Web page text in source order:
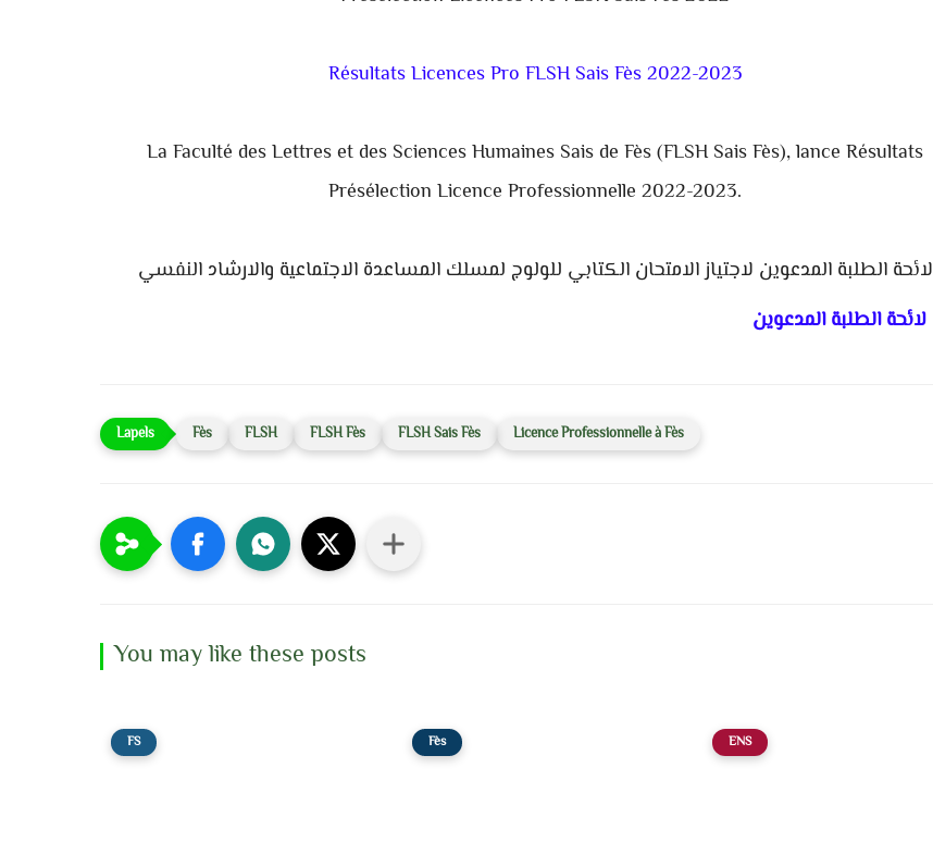
Résultats Licences Pro FLSH Sais Fès 2022-2023
La Faculté des Lettres et des Sciences Humaines Sais de Fès(FLSH Sais Fès), lance Résultats
Présélection Licence Professionnelle 2022-2023.
لائحة الطلبة المدعوين لاجتياز الامتحان الكتابي للولوج لمسلك المساعدة الاجتماعية والارشاد النفسي
لائحة الطلبة المدعوين
Fès FLSH FLSH Fès FLSH Sais Fès Licence Professionnelle à Fès
You may like these posts
FS Fès ENS